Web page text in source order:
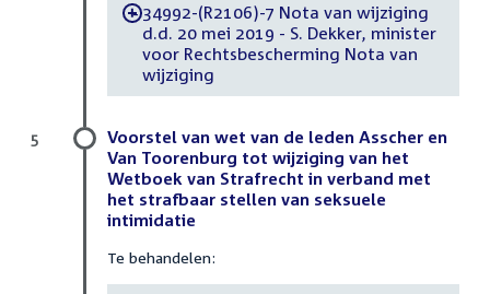
-34992-(R2106)-7 Nota van wijziging
d.d. 20 mei 2019 - S. Dekker, minister
voor Rechtsbescherming Nota van
wijziging
Voorstel van wet van de leden Asscher en
Van Toorenburg tot wijziging van het
Wetboek van Strafrecht in verband met
het strafbaar stellen van seksuele
intimidatie
Te behandelen:
5